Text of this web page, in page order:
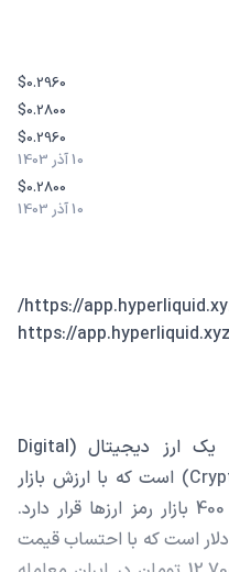
$0.2960
$0.2800
$0.2960
10 آذر 1403
$0.2800
10 آذر 1403
Purr با نماد اختصاری (PURR) یک ارز دیجیتال (Digital
Currency) یا رمزارز (Cryptocurrency) است که با ارزش بازار
حدود 40,111,285.37 دلار در رتبه 400 بازار رمز ارزها قرار دارد.
قیمت Purr در این لحظه 0.06678 دلار است که با احتساب قیمت